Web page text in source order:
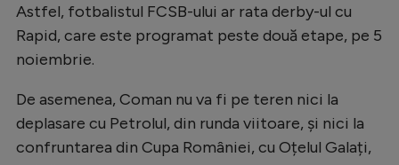
Tenis
Formula 1
Gimnastică
Astfel, fotbalistul FCSB-ului ar rata derby-ul cu
Rapid, care este programat peste două etape, pe 5
noiembrie.
De asemenea, Coman nu va fi pe teren nici la
deplasare cu Petrolul, din runda viitoare, și nici la
confruntarea din Cupa României, cu Oțelul Galați,